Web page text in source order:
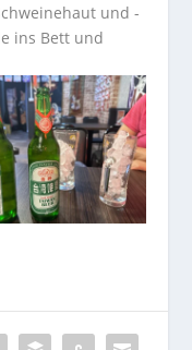
und -
ins Bett und